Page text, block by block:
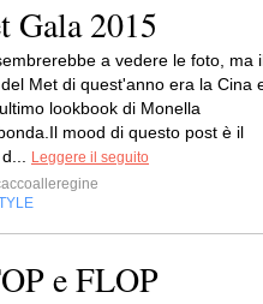
Gala 2015
a vedere le foto, ma
Met di quest'anno era la Cina
lookbook di Monella
mood di questo post è il
Leggere il seguito
e FLOP